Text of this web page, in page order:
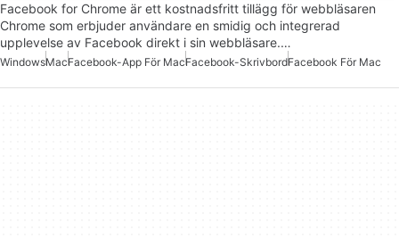
Facebook for Chrome är ett kostnadsfritt tillägg för webbläsaren
Chrome som erbjuder användare en smidig och integrerad
upplevelse av Facebook direkt i sin webbläsare.…
WindowsMacFacebook-App För MacFacebook-SkrivbordFacebook För Mac